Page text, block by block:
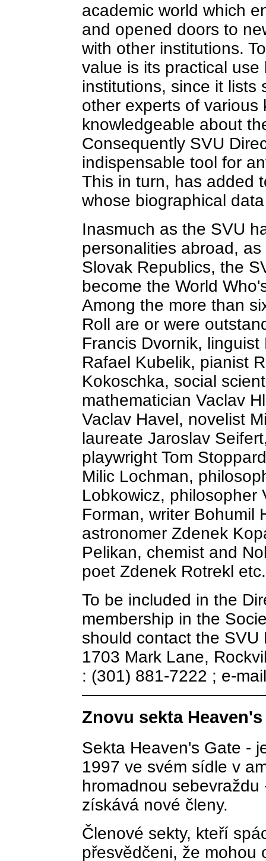
academic world which
and opened doors to
with other institutions.
value is its practical
institutions, since it lists
other experts of various
knowledgeable about
Consequently SVU
indispensable tool for
This in turn, has added
whose biographical
Inasmuch as the SVU
personalities abroad,
Slovak Republics, the
become the World
Among the more than
Roll are or were
Francis Dvornik,
Rafael Kubelik, pianist
Kokoschka, social
mathematician Vaclav
Vaclav Havel, novelist
laureate Jaroslav
playwright Tom
Milic Lochman,
Lobkowicz, philosopher
Forman, writer Bohumil
astronomer Zdenek
Pelikan, chemist and
poet Zdenek Rotrekl etc.
To be included in the
membership in the
should contact the SVU
1703 Mark Lane,
: (301) 881-7222 ; e-
Znovu sekta Heaven's
Sekta Heaven's Gate -
1997 ve svém sídle v
hromadnou
získává nové členy.
Členové sekty, kteří
přesvědčeni, že mohou